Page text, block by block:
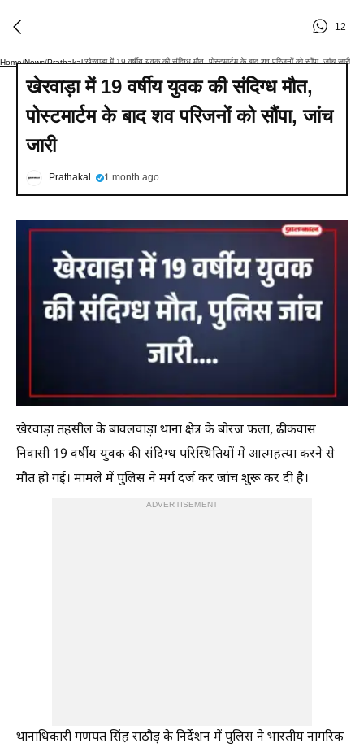
12
Home/News/Prathakal/खेरवाड़ा में 19 वर्षीय युवक की संदिग्ध मौत, पोस्टमार्टम के बाद शव परिजनों को सौंपा, जांच जारी
खेरवाड़ा में 19 वर्षीय युवक की संदिग्ध मौत,
पोस्टमार्टम के बाद शव परिजनों को सौंपा, जांच
जारी
Prathakal 1 month ago
खेरवाड़ा तहसील के बावलवाड़ा थाना क्षेत्र के बोरज फला, ढीकवास
निवासी 19 वर्षीय युवक की संदिग्ध परिस्थितियों में आत्महत्या करने से
मौत हो गई। मामले में पुलिस ने मर्ग दर्ज कर जांच शुरू कर दी है।
ADVERTISEMENT
थानाधिकारी गणपत सिंह राठौड़ के निर्देशन में पुलिस ने भारतीय नागरिक